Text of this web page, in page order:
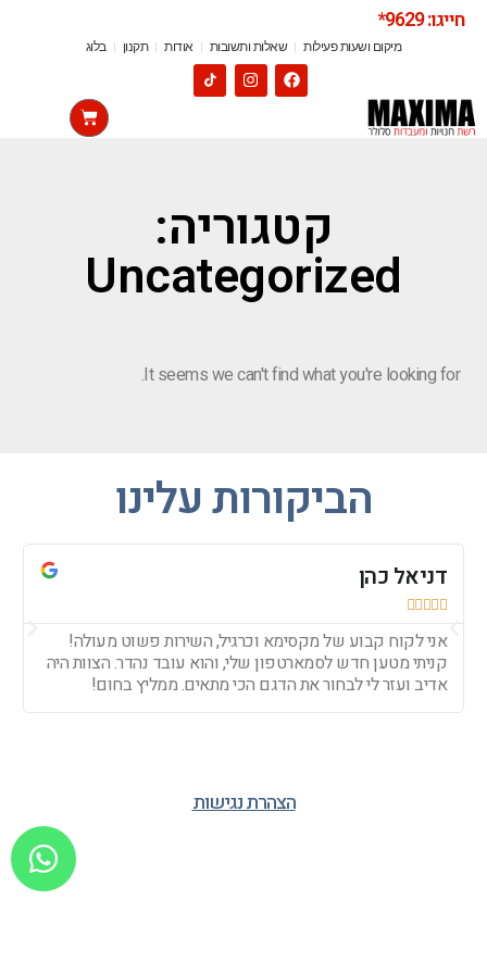
חייגו: 9629*
מיקום ושעות פעילות שאלות ותשובות אודות תקנון בלוג
קטגוריה:
Uncategorized
It seems we can't find what you're looking for.
הביקורות עלינו
דניאל כהן





אני לקוח קבוע של מקסימא וכרגיל, השירות פשוט מעולה!
קניתי מטען חדש לסמארטפון שלי, והוא עובד נהדר. הצוות היה
אדיב ועזר לי לבחור את הדגם הכי מתאים. ממליץ בחום!
הצהרת נגישות